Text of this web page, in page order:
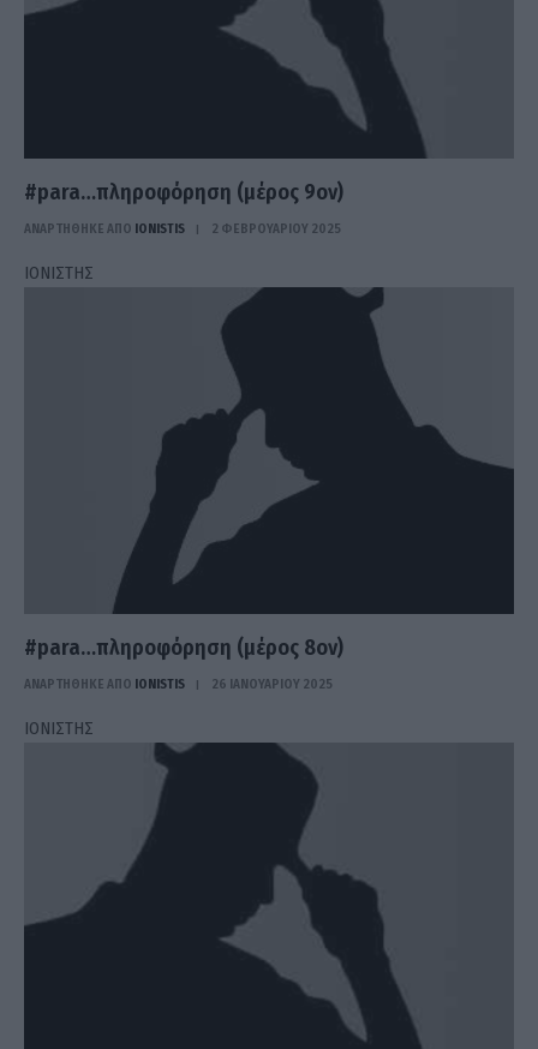
#para…πληροφόρηση (μέρος 9ον)
ΑΝΑΡΤΗΘΗΚΕ ΑΠΟ IONISTIS 2 ΦΕΒΡΟΥΑΡΊΟΥ 2025
ΙΟΝΙΣΤΗΣ
#para…πληροφόρηση (μέρος 8ον)
ΑΝΑΡΤΗΘΗΚΕ ΑΠΟ IONISTIS 26 ΙΑΝΟΥΑΡΊΟΥ 2025
ΙΟΝΙΣΤΗΣ